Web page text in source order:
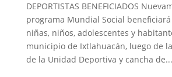
DEPORTISTAS BENEFICIADOS
programa Mundial Social
niñas, niños, adolescentes y
municipio de Ixtlahuacán, luego de
de la Unidad Deportiva y cancha de...